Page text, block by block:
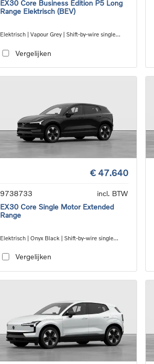
EX30 Core Business Edition P5 Long
Range Elektrisch (BEV)
Elektrisch | Vapour Grey | Shift-by-wire single
Vergelijken
€ 47.640
9738733
incl. BTW
EX30 Core Single Motor Extended
Range
Elektrisch | Onyx Black | Shift-by-wire single
Vergelijken